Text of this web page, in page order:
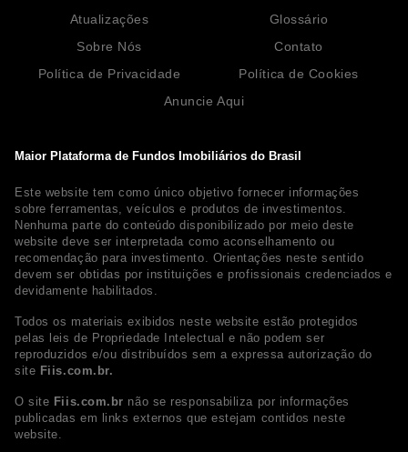
Maior Plataforma de Fundos Imobiliários do Brasil
Este website tem como único objetivo fornecer informações
sobre ferramentas, veículos e produtos de investimentos.
Nenhuma parte do conteúdo disponibilizado por meio deste
website deve ser interpretada como aconselhamento ou
recomendação para investimento. Orientações neste sentido
devem ser obtidas por instituições e profissionais credenciados e
devidamente habilitados.
Todos os materiais exibidos neste website estão protegidos
pelas leis de Propriedade Intelectual e não podem ser
reproduzidos e/ou distribuídos sem a expressa autorização do
site Fiis.com.br.
O site Fiis.com.br não se responsabiliza por informações
publicadas em links externos que estejam contidos neste
website.
Atualizações
Glossário
Sobre Nós
Contato
Política de Privacidade
Política de Cookies
Anuncie Aqui